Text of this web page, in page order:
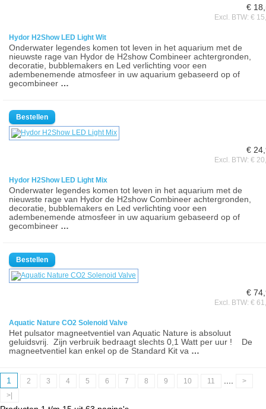
€
Excl. BTW: €
Hydor H2Show LED Light Wit
Onderwater legendes komen tot leven in het aquarium met de
nieuwste rage van Hydor de H2show Combineer achtergronden,
decoratie, bubblemakers en Led verlichting voor een
adembenemende atmosfeer in uw aquarium gebaseerd op of
gecombineer …
€
Excl. BTW: €
Hydor H2Show LED Light Mix
Onderwater legendes komen tot leven in het aquarium met de
nieuwste rage van Hydor de H2show Combineer achtergronden,
decoratie, bubblemakers en Led verlichting voor een
adembenemende atmosfeer in uw aquarium gebaseerd op of
gecombineer …
€
Excl. BTW: €
Aquatic Nature CO2 Solenoid Valve
Het pulsator magneetventiel van Aquatic Nature is absoluut
geluidsvrij. Zijn verbruik bedraagt slechts 0,1 Watt per uur ! De
magneetventiel kan enkel op de Standard Kit va …
1 2 3 4 5 6 7 8 9 10 11
>
>|